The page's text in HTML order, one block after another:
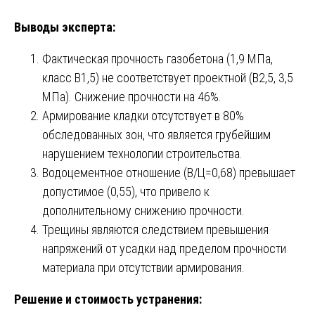
Выводы эксперта:
Фактическая прочность газобетона (1,9 МПа,
класс B1,5) не соответствует проектной (B2,5, 3,5
МПа). Снижение прочности на 46%.
Армирование кладки отсутствует в 80%
обследованных зон, что является грубейшим
нарушением технологии строительства.
Водоцементное отношение (В/Ц=0,68) превышает
допустимое (0,55), что привело к
дополнительному снижению прочности.
Трещины являются следствием превышения
напряжений от усадки над пределом прочности
материала при отсутствии армирования.
Решение и стоимость устранения: